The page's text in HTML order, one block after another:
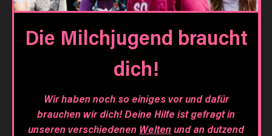
Die Milchjugend braucht
dich!
Wir haben noch so einiges vor und dafür
brauchen wir dich! Deine Hilfe ist gefragt in
unseren verschiedenen Weltenund an dutzend